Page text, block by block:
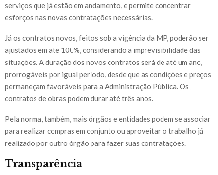
serviços que já estão em andamento, e permite concentrar
esforços nas novas contratações necessárias.
Já os contratos novos, feitos sob a vigência da MP, poderão ser
ajustados em até 100%, considerando a imprevisibilidade das
situações. A duração dos novos contratos será de até um ano,
prorrogáveis por igual período, desde que as condições e preços
permaneçam favoráveis para a Administração Pública. Os
contratos de obras podem durar até três anos.
Pela norma, também, mais órgãos e entidades podem se associar
para realizar compras em conjunto ou aproveitar o trabalho já
realizado por outro órgão para fazer suas contratações.
Transparência